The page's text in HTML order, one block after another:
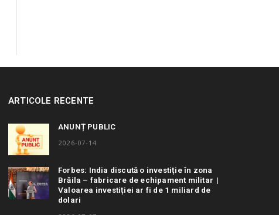
ARTICOLE RECENTE
ANUNȚ PUBLIC
2026-07-14
Forbes: India discută o investiție în zona
Brăila – fabricare de echipament militar |
Valoarea investiției ar fi de 1 miliard de
dolari